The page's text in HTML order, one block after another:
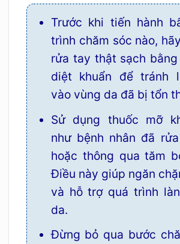
Trước khi tiến hành
trình chăm sóc nào,
rửa tay thật sạch
diệt khuẩn để tránh
vào vùng da đã bị tổn
Sử dụng thuốc mỡ
như bệnh nhân đã
hoặc thông qua tăm
Điều này giúp ngăn
và hỗ trợ quá trình
da.
Đừng bỏ qua bước